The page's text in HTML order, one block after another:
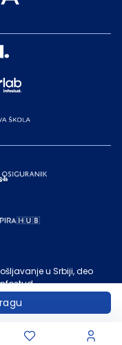
u Srbiji, deo
. Zabranjeno je njegovo
sajta.